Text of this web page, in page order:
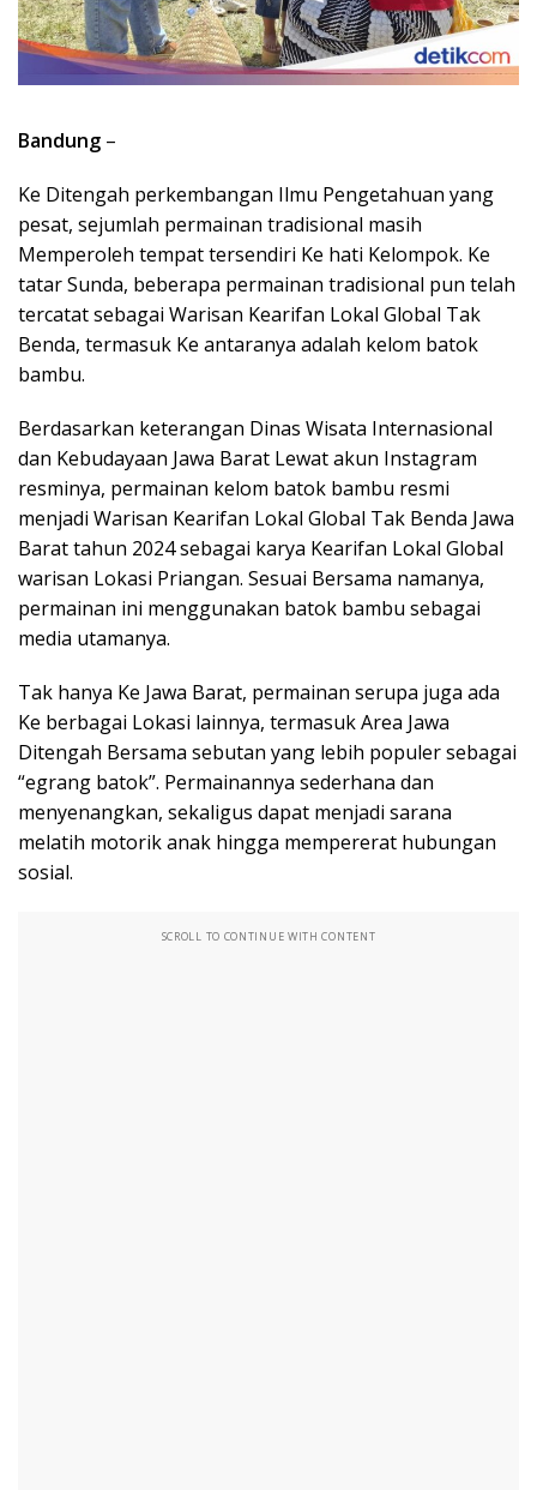
Bandung –
Ke Ditengah perkembangan Ilmu Pengetahuan yang
pesat, sejumlah permainan tradisional masih
Memperoleh tempat tersendiri Ke hati Kelompok. Ke
tatar Sunda, beberapa permainan tradisional pun telah
tercatat sebagai Warisan Kearifan Lokal Global Tak
Benda, termasuk Ke antaranya adalah kelom batok
bambu.
Berdasarkan keterangan Dinas Wisata Internasional
dan Kebudayaan Jawa Barat Lewat akun Instagram
resminya, permainan kelom batok bambu resmi
menjadi Warisan Kearifan Lokal Global Tak Benda Jawa
Barat tahun 2024 sebagai karya Kearifan Lokal Global
warisan Lokasi Priangan. Sesuai Bersama namanya,
permainan ini menggunakan batok bambu sebagai
media utamanya.
Tak hanya Ke Jawa Barat, permainan serupa juga ada
Ke berbagai Lokasi lainnya, termasuk Area Jawa
Ditengah Bersama sebutan yang lebih populer sebagai
“egrang batok”. Permainannya sederhana dan
menyenangkan, sekaligus dapat menjadi sarana
melatih motorik anak hingga mempererat hubungan
sosial.
SCROLL TO CONTINUE WITH CONTENT